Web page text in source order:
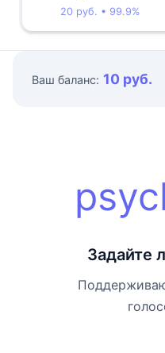
20 руб. • 99.9%
Ваш баланс: 10 руб.
Задайте